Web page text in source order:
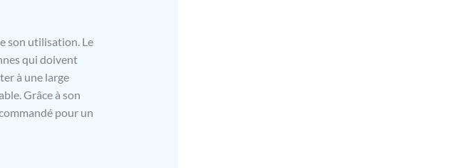
son utilisation. Le
qui doivent
à une large
Grâce à son
pour un